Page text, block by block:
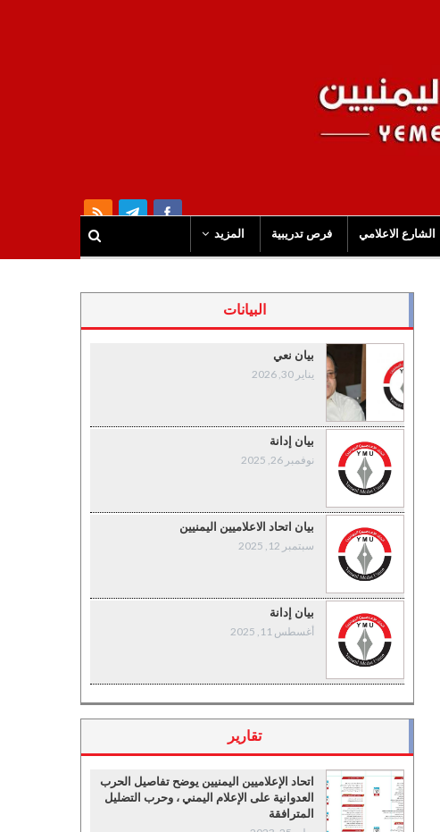
الشارع الاعلامي فرص تدريبية المزيد
البيانات
بيان نعي
يناير 30, 2026
بيان إدانة
نوفمبر 26, 2025
بيان اتحاد الاعلاميين اليمنيين
سبتمبر 12, 2025
بيان إدانة
أغسطس 11, 2025
تقارير
اتحاد الإعلاميين اليمنيين يوضح تفاصيل الحرب
العدوانية على الإعلام اليمني ، وحرب التضليل
المترافقة